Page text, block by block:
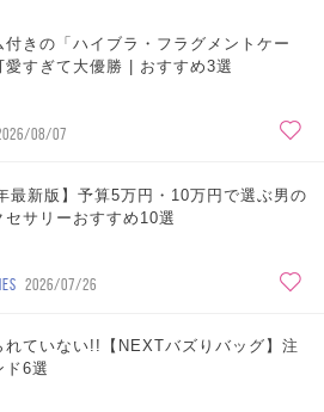
付きの「ハイブラ・フラグメントケー
愛すぎて大優勝 | おすすめ3選
08/07
最新版】予算5万円・10万円で選ぶ男の
セサリーおすすめ10選
2026/07/26
れていない!!【NEXTバズりバッグ】注
ド6選